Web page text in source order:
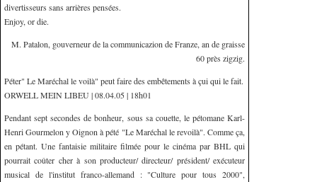
divertisseurs sans arrières pensées.
Enjoy, or die.
M. Patalon, gouverneur de la communicazion de Franze, an de graisse
60 près zigzig.
Péter" Le Maréchal le voilà" peut faire des embêtements à çui qui le fait.
ORWELL MEIN LIBEU | 08.04.05 | 18h01
Pendant sept secondes de bonheur, sous sa couette, le pétomane Karl-
Henri Gourmelon y Oignon à pété "Le Maréchal le revoilà". Comme ça,
en pétant. Une fantaisie militaire filmée pour le cinéma par BHL qui
pourrait coûter cher à son producteur/ directeur/ président/ exécuteur
musical de l'institut franco-allemand : "Culture pour tous 2000",